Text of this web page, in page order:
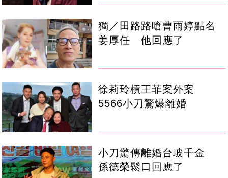
獨／田路路嗆曹雨婷點名
姜厚任 他回應了
徐莉玲槓王菲案外案
5566小刀驚爆離婚
小刀驚傳離婚台玻千金
孫德榮鬆口回應了